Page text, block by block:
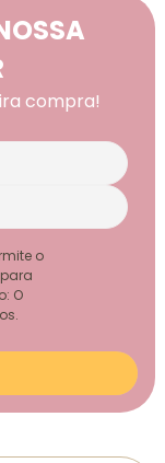
compra!
o
O